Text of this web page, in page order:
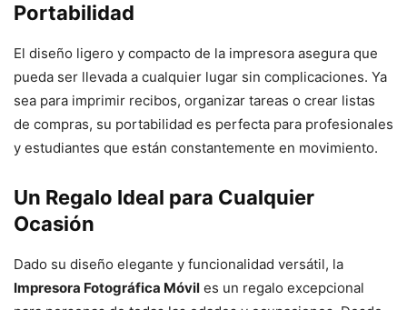
Portabilidad
El diseño ligero y compacto de la impresora asegura que
pueda ser llevada a cualquier lugar sin complicaciones. Ya
sea para imprimir recibos, organizar tareas o crear listas
de compras, su portabilidad es perfecta para profesionales
y estudiantes que están constantemente en movimiento.
Un Regalo Ideal para Cualquier
Ocasión
Dado su diseño elegante y funcionalidad versátil, la
Impresora Fotográfica Móvil es un regalo excepcional